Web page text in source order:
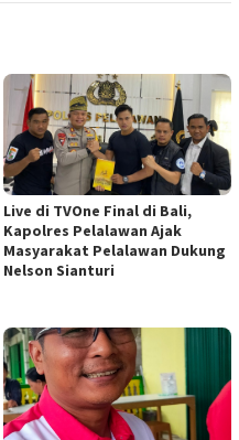
Live di TVOne Final di Bali,
Kapolres Pelalawan Ajak
Masyarakat Pelalawan Dukung
Nelson Sianturi